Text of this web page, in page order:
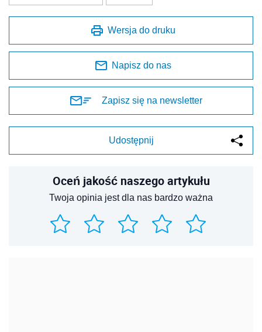
Wersja do druku
Napisz do nas
Zapisz się na newsletter
Udostępnij
Oceń jakość naszego artykułu
Twoja opinia jest dla nas bardzo ważna